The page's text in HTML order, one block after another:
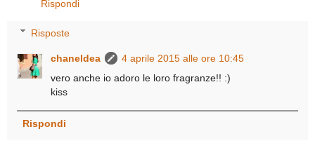
Rispondi
Risposte
chaneldea
4 aprile 2015 alle ore 10:45
vero anche io adoro le loro fragranze!! :)
kiss
Rispondi